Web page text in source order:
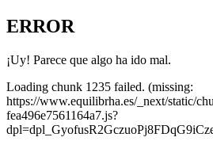
ERROR
¡Uy! Parece que algo ha ido mal.
Loading chunk 1235 failed. (missing:
https://www.equilibrha.es/_next/static/
fea496e7561164a7.js?